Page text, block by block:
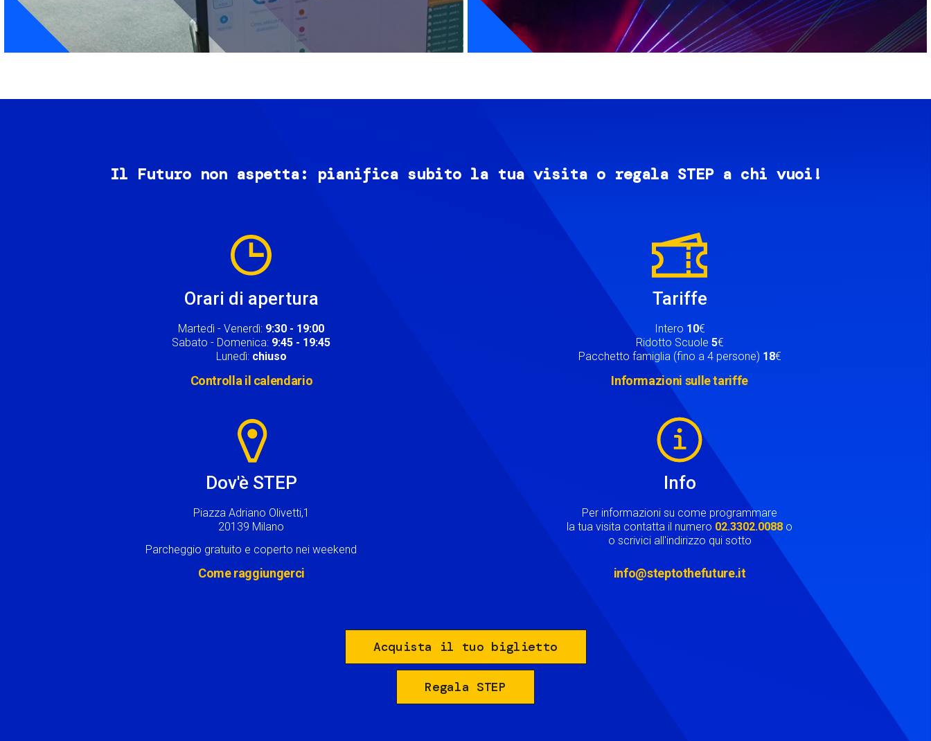
Il Futuro non aspetta: pianifica subito la tua visita o regala STEP a chi vuoi!
Orari di apertura
Martedì - Venerdì: 9:30 - 19:00
Sabato - Domenica: 9:45 - 19:45
Lunedì: chiuso
Controlla il calendario
Tariffe
Intero 10€
Ridotto Scuole 5€
Pacchetto famiglia (fino a 4 persone) 18€
Informazioni sulle tariffe
Dov'è STEP
Piazza Adriano Olivetti,1
20139 Milano
Parcheggio gratuito e coperto nei weekend
Come raggiungerci
Info
Per informazioni su come programmare
la tua visita contatta il numero 02.3302.0088 o
o scrivici all'indirizzo qui sotto
info@steptothefuture.it
Acquista il tuo biglietto
Regala STEP